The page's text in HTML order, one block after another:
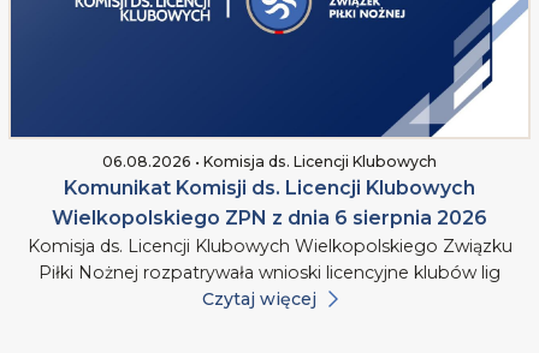
06.08.2026 • Komisja ds. Licencji Klubowych
Komunikat Komisji ds. Licencji Klubowych
Wielkopolskiego ZPN z dnia 6 sierpnia 2026
Komisja ds. Licencji Klubowych Wielkopolskiego Związku
Piłki Nożnej rozpatrywała wnioski licencyjne klubów lig
Czytaj więcej